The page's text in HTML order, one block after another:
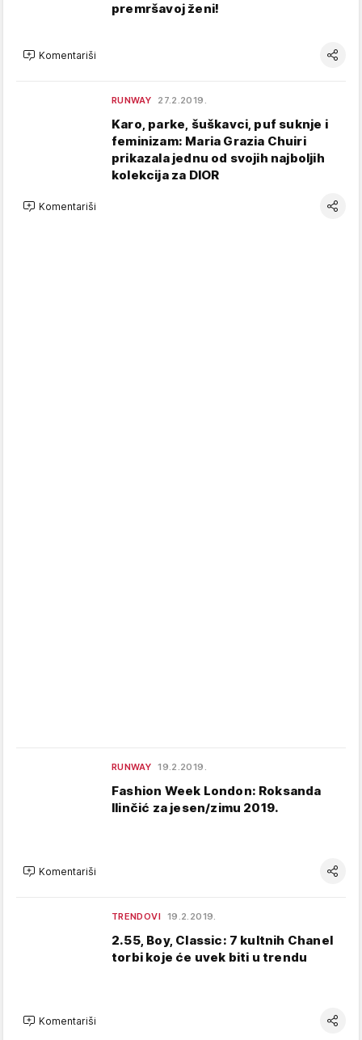
premršavoj ženi!
Komentariši
RUNWAY 27.2.2019.
Karo, parke, šuškavci, puf suknje i
feminizam: Maria Grazia Chuiri
prikazala jednu od svojih najboljih
kolekcija za DIOR
Komentariši
RUNWAY 19.2.2019.
Fashion Week London: Roksanda
Ilinčić za jesen/zimu 2019.
Komentariši
TRENDOVI 19.2.2019.
2.55, Boy, Classic: 7 kultnih Chanel
torbi koje će uvek biti u trendu
Komentariši